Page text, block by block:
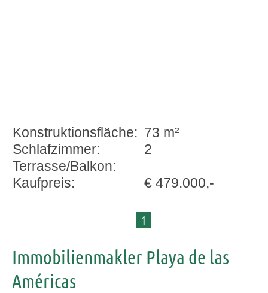
Konstruktionsfläche: 73 m²
Schlafzimmer:
2
Terrasse/Balkon:
Kaufpreis:
€ 479.000,-
1
Immobilienmakler Playa de las
Américas